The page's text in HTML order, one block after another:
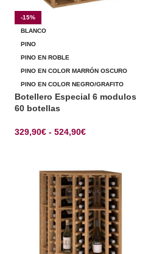
-15%
BLANCO
PINO
PINO EN ROBLE
PINO EN COLOR MARRÓN OSCURO
PINO EN COLOR NEGRO/GRAFITO
Botellero Especial 6 modulos
60 botellas
329,90€ - 524,90€